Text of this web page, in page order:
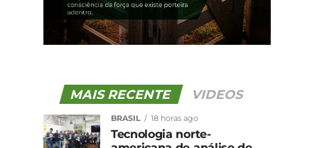
MAIS RECENTE VIDEOS
BRASIL 18 horas ago
Tecnologia norte-